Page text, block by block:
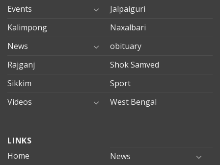
Events
Jalpaiguri
Kalimpong
Naxalbari
News
obituary
Rajganj
Shok Samved
Sikkim
Sport
Videos
West Bengal
evden
eve
LINKS
Home
News